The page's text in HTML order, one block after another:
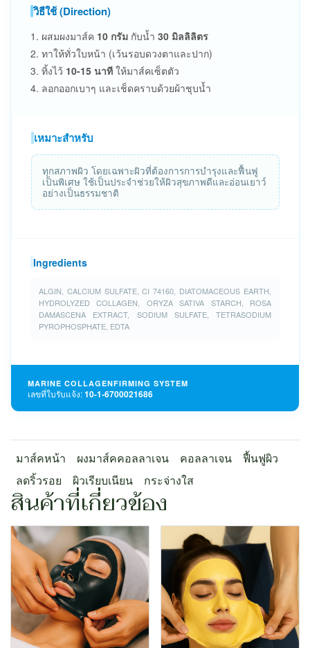
วิธีใช้ (Direction)
1. ผสมผงมาส์ค 10 กรัม กับน้ำ 30 มิลลิลิตร
2. ทาให้ทั่วใบหน้า (เว้นรอบดวงตาและปาก)
3. ทิ้งไว้ 10-15 นาที ให้มาส์คเซ็ตตัว
4. ลอกออกเบาๆ และเช็ดคราบด้วยผ้าชุบน้ำ
เหมาะสำหรับ
ทุกสภาพผิว โดยเฉพาะผิวที่ต้องการการบำรุงและฟื้นฟู
เป็นพิเศษ ใช้เป็นประจำช่วยให้ผิวสุขภาพดีและอ่อนเยาว์
อย่างเป็นธรรมชาติ
Ingredients
ALGIN, CALCIUM SULFATE, CI 74160, DIATOMACEOUS EARTH,
HYDROLYZED COLLAGEN, ORYZA SATIVA STARCH, ROSA
DAMASCENA EXTRACT, SODIUM SULFATE, TETRASODIUM
PYROPHOSPHATE, EDTA
MARINE COLLAGENFIRMING SYSTEM
เลขที่ใบรับแจ้ง:10-1-6700021686
มาส์คหน้า ผงมาส์คคอลลาเจน คอลลาเจน
ฟื้นฟูผิว
ลดริ้วรอย
ผิวเรียบเนียน กระจ่างใส
สินค้าที่เกี่ยวข้อง